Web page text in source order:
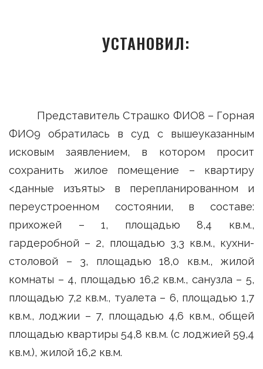
УСТАНОВИЛ:
Представитель Страшко ФИО8 – Горная
ФИО9 обратилась в суд с вышеуказанным
исковым заявлением, в котором просит
сохранить жилое помещение – квартиру
<данные изъяты> в перепланированном и
переустроенном состоянии, в составе:
прихожей – 1, площадью 8,4 кв.м.,
гардеробной – 2, площадью 3,3 кв.м., кухни-
столовой – 3, площадью 18,0 кв.м., жилой
комнаты – 4, площадью 16,2 кв.м., санузла – 5,
площадью 7,2 кв.м., туалета – 6, площадью 1,7
кв.м., лоджии – 7, площадью 4,6 кв.м., общей
площадью квартиры 54,8 кв.м. (с лоджией 59,4
кв.м.), жилой 16,2 кв.м.